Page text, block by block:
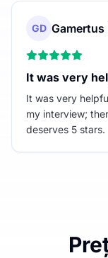
GD Gamertus
It was very
It was very
my interview;
deserves 5 stars.